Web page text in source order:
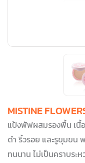
MISTINE
แป้งพัฟผสมรองพื้น เนื้
ดำ ริ้วรอย และรูขุมขน
ทนนาน ไม่เป็นคราบระ